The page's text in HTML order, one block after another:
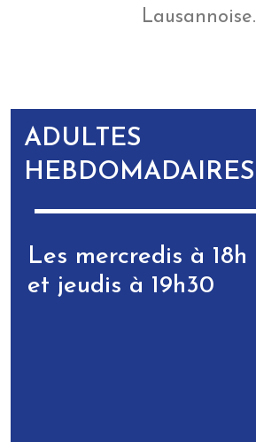
Lausannoise.
ADULTES
HEBDOMADAIRES
Les mercredis à 18h
et jeudis à 19h30